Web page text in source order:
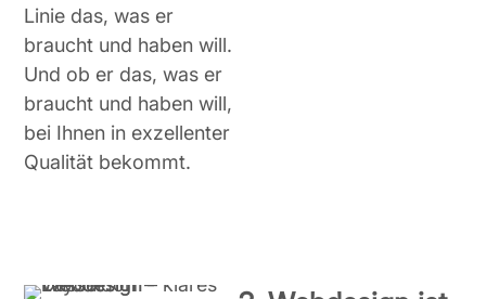
Linie das, was er
braucht und haben will.
Und ob er das, was er
braucht und haben will,
bei Ihnen in exzellenter
Qualität bekommt.